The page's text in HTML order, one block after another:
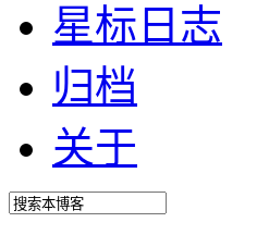
星标日志
归档
关于